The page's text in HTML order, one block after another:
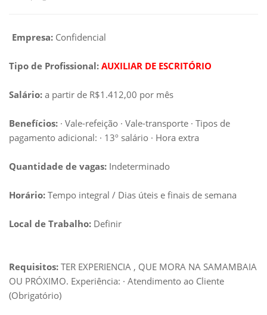
Empresa: Confidencial
Tipo de Profissional: AUXILIAR DE ESCRITÓRIO
Salário: a partir de R$1.412,00 por mês
Benefícios: · Vale-refeição · Vale-transporte · Tipos de
pagamento adicional: · 13º salário · Hora extra
Quantidade de vagas: Indeterminado
Horário: Tempo integral / Dias úteis e finais de semana
Local de Trabalho: Definir
Requisitos: TER EXPERIENCIA , QUE MORA NA SAMAMBAIA
OU PRÓXIMO. Experiência: · Atendimento ao Cliente
(Obrigatório)